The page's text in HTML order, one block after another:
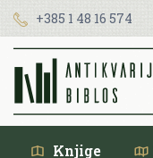
+385 1 48 16 574
Knjige